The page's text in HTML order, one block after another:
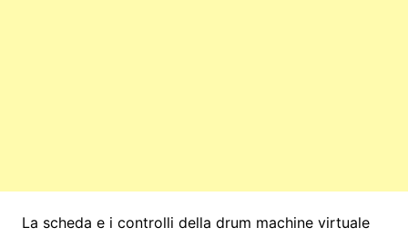
La scheda e i controlli della drum machine virtuale